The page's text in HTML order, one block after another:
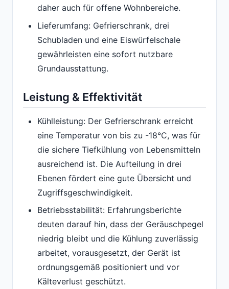
daher auch für offene Wohnbereiche.
Lieferumfang: Gefrierschrank, drei
Schubladen und eine Eiswürfelschale
gewährleisten eine sofort nutzbare
Grundausstattung.
Leistung & Effektivität
Kühlleistung: Der Gefrierschrank erreicht
eine Temperatur von bis zu -18°C, was für
die sichere Tiefkühlung von Lebensmitteln
ausreichend ist. Die Aufteilung in drei
Ebenen fördert eine gute Übersicht und
Zugriffsgeschwindigkeit.
Betriebsstabilität: Erfahrungsberichte
deuten darauf hin, dass der Geräuschpegel
niedrig bleibt und die Kühlung zuverlässig
arbeitet, vorausgesetzt, der Gerät ist
ordnungsgemäß positioniert und vor
Kälteverlust geschützt.